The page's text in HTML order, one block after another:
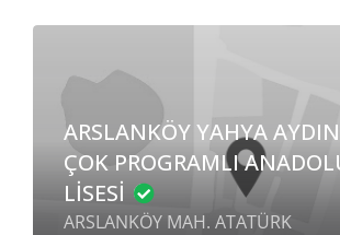
İÇERİÇUMRA ÇOK
PROGRAMLI ANADOLU
LİSESİ